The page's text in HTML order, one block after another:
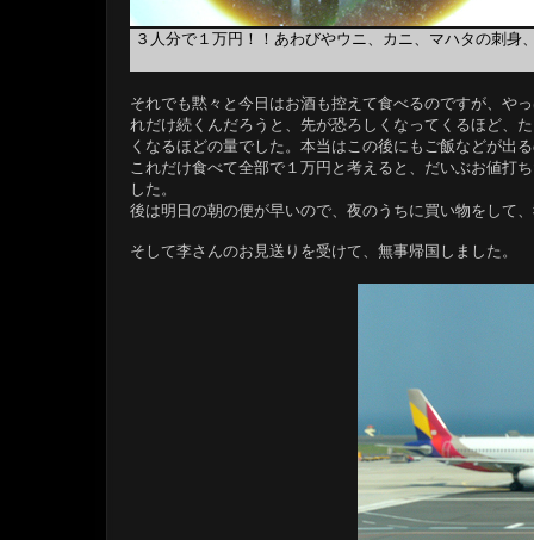
３人分で１万円！！あわびやウニ、カニ、マハタの刺
それでも黙々と今日はお酒も控えて食べるのですが、や
れだけ続くんだろうと、先が恐ろしくなってくるほど、
くなるほどの量でした。本当はこの後にもご飯などが出
これだけ食べて全部で１万円と考えると、だいぶお値打
した。
後は明日の朝の便が早いので、夜のうちに買い物をして
そして李さんのお見送りを受けて、無事帰国しました。